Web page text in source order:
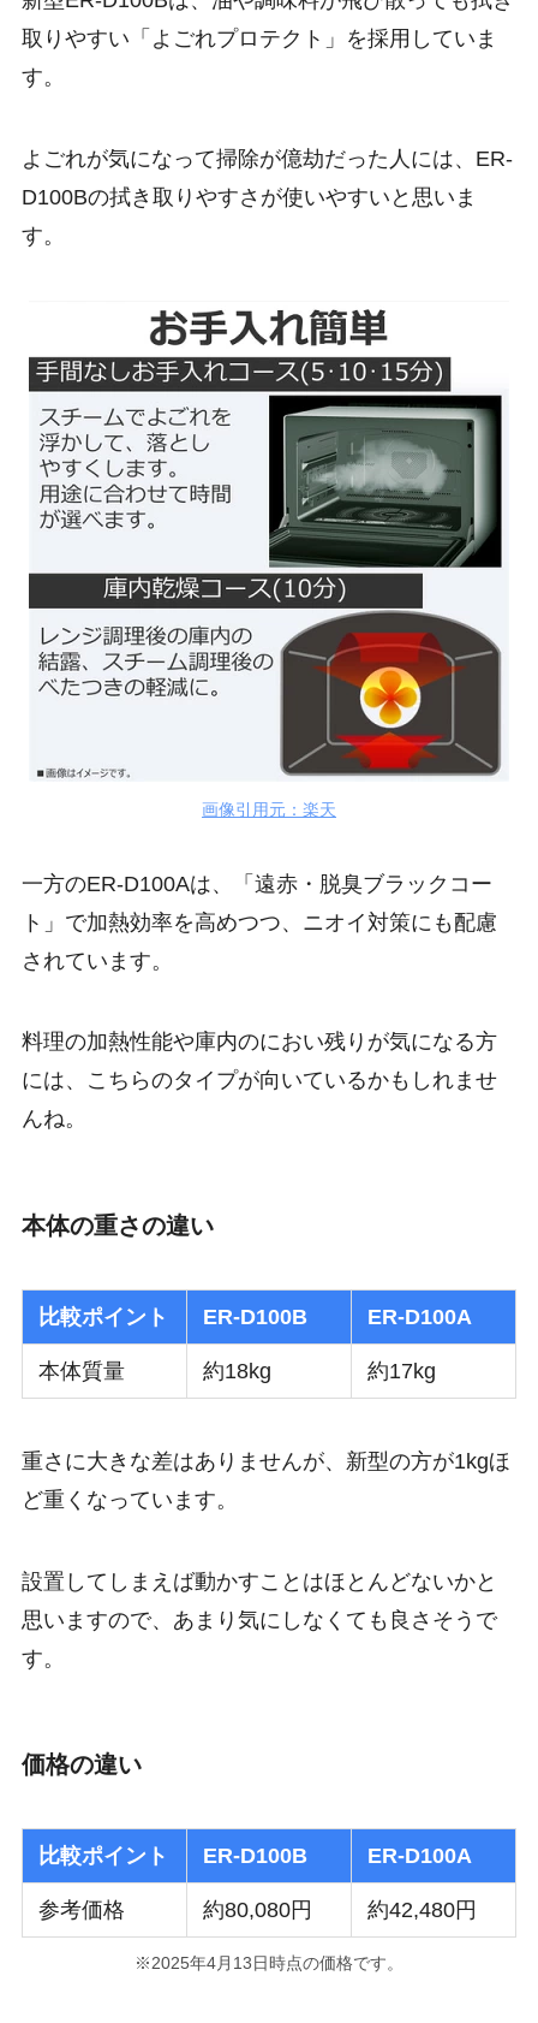
取りやすい「 よごれプロテクト 」を採用していま
す。
よごれが気になって掃除が億劫だった人には、ER-
D100Bの拭き取りやすさが使いやすいと思いま
す。
画像引用元：楽天
一方のER-D100Aは、「 遠赤・脱臭ブラックコー
ト 」で加熱効率を高めつつ、ニオイ対策にも配慮
されています。
料理の加熱性能や庫内のにおい残りが気になる方
には、こちらのタイプが向いているかもしれませ
んね。
本体の重さの違い
比較ポイント ER-D100B ER-D100A
本体質量 約18kg 約17kg
重さに大きな差はありませんが、新型の方が1kgほ
ど重くなっています。
設置してしまえば動かすことはほとんどないかと
思いますので、あまり気にしなくても良さそうで
す。
価格の違い
比較ポイント ER-D100B ER-D100A
参考価格 約80,080円 約42,480円
※2025年4月13日時点の価格です。